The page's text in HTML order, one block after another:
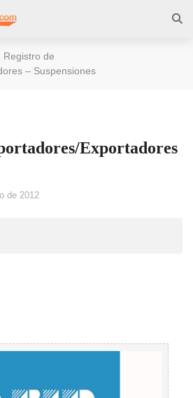
Registro de
– Suspensiones
Exportadores
de 2012